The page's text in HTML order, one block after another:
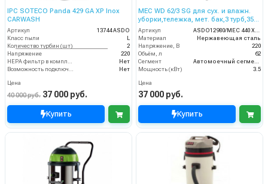
IPC SOTECO Panda 429 GA XP Inox
CARWASH
Артикул
13744 ASDO
Класс пыли
L
Количество турбин (шт)
2
Напряжение
220
HEPA фильтр в комплекте
Нет
Возможность подключения электрощетки
Нет
Цена
40 000 руб. 37 000 руб.
Купить
MEC WD 62/3 SG для сух. и влажн.
уборки,тележка, мет. бак,3 турб,3500
Вт,62 л. гараж. компл.
Артикул
ASDO12980/MEC 440 XP GA
Материал
Нержавеющая сталь
Напряжение, В
220
Объём, л
62
Сегмент
Автомоечный сегмент
Мощность (кВт)
3.5
Цена
37 000 руб.
Купить